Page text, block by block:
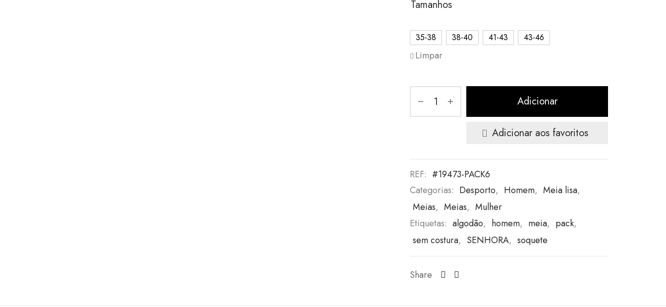
Tamanhos
35-38 38-40 41-43 43-46
Limpar
Adicionar
Adicionar aos favoritos
REF: #19473-PACK6
Categorias: Desporto, Homem, Meia lisa,
Meias, Meias, Mulher
Etiquetas: algodão, homem, meia, pack,
sem costura, SENHORA, soquete
Share